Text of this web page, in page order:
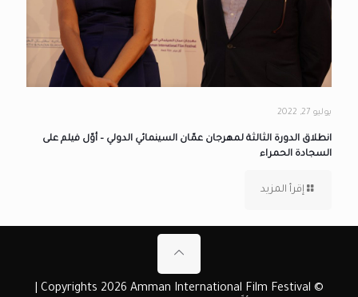
يوليو 27, 2022
انطلاق الدورة الثالثة لمهرجان عمّان السينمائي الدولي – أوّل فيلم على
السجادة الحمراء
إقرأ المزيد